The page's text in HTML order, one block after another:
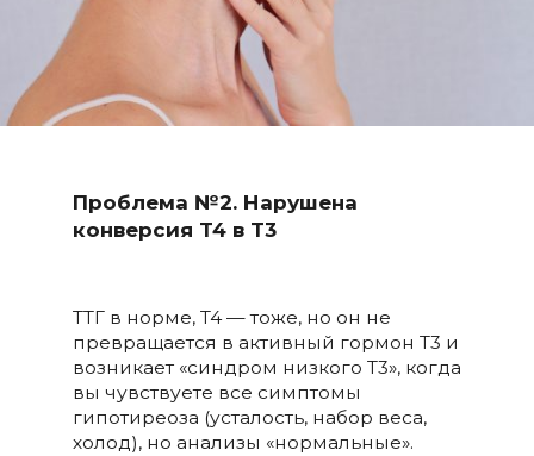
Проблема №2. Нарушена
конверсия T4 в T3
ТТГ в норме, T4 — тоже, но он не
превращается в активный гормон T3 и
возникает «синдром низкого Т3», когда
вы чувствуете все симптомы
гипотиреоза (усталость, набор веса,
холод), но анализы «нормальные».